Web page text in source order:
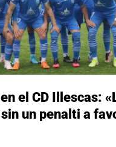
el CD Illescas:
un penalti a